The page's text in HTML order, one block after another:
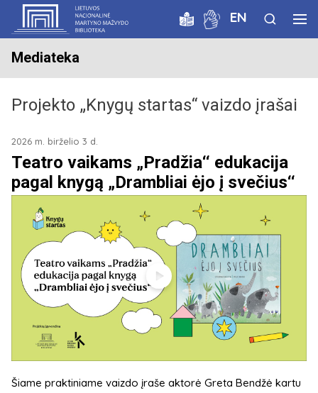
EN
Mediateka
Projekto „Knygų startas“ vaizdo įrašai
2026 m. birželio 3 d.
Teatro vaikams „Pradžia‘‘ edukacija
pagal knygą „Drambliai ėjo į svečius‘‘
Šiame praktiniame vaizdo įraše aktorė Greta Bendžė kartu